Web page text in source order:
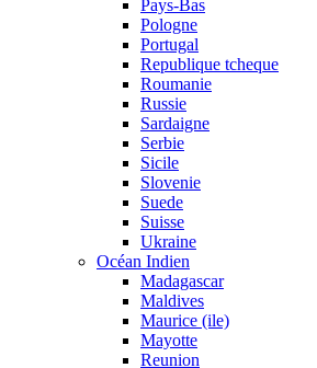
Pays-Bas
Pologne
Portugal
Republique tcheque
Roumanie
Russie
Sardaigne
Serbie
Sicile
Slovenie
Suede
Suisse
Ukraine
Océan Indien
Madagascar
Maldives
Maurice (ile)
Mayotte
Reunion